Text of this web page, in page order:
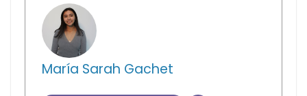
María Sarah Gachet